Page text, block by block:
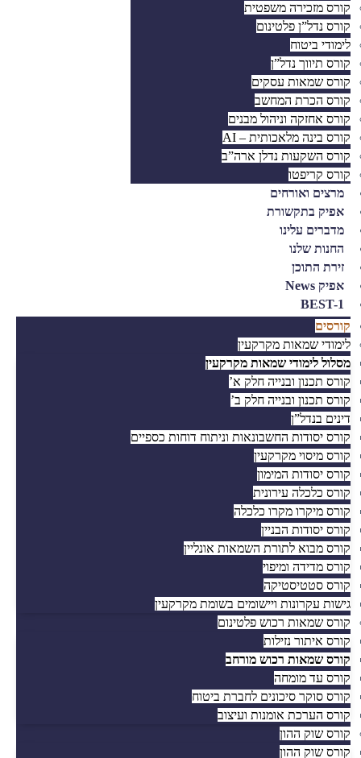
קורס מזכירה משפטית
קורס נדל”ן פלטינום
לימודי ביטוח
קורס תיווך נדל”ן
קורס שמאות עסקים
קורס הכרת המחשב
קורס אחזקה וניהול מבנים
קורס בינה מלאכותית – AI
קורס השקעות נדלן ארה”ב
קורס קריפטו
מרצים ואורחים
אפיק בתקשורת
מדברים עלינו
החנות שלנו
זירת התוכן
אפיק News
BEST-1
קורסים
לימודי שמאות מקרקעין
מסלול לימודי שמאות מקרקעין
קורס תכנון ובנייה חלק א’
קורס תכנון ובנייה חלק ב’
דינים בנדל”ן
קורס יסודות החשבונאות וניתוח דוחות כספיים
קורס מיסוי מקרקעין
קורס יסודות המימון
קורס כלכלה עירונית
קורס מיקרו מקרו כלכלה
קורס יסודות הבניין
קורס מבוא לתורת השמאות אונליין
קורס מדידה ומיפוי
קורס סטטיסטיקה
גישות עקרונות ויישומים בשומת מקרקעין
קורס שמאות רכוש פלטינום
קורס איתור נזילות
קורס שמאות רכוש מורחב
קורס עד מומחה
קורס סוקר סיכונים לחברת ביטוח
קורס הערכת אומנות ועיצוב
קורס שוק ההון
קורס שוק ההון